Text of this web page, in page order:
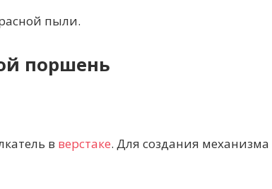
пыли.
поршень
в верстаке. Для создания механизма